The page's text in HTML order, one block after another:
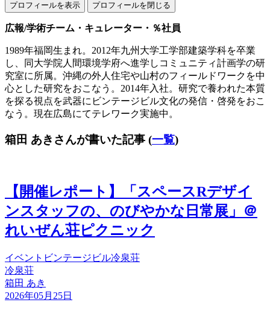
プロフィールを表示 プロフィールを閉じる
広報/学術チーム・キュレーター・％社員
1989年福岡生まれ。2012年九州大学工学部建築学科を卒業
し、同大学院人間環境学府へ進学しコミュニティ計画学の研
究室に所属。沖縄の外人住宅や山村のフィールドワークを中
心とした研究をおこなう。2014年入社。研究で養われた本質
を探る視点を武器にビンテージビル文化の発信・啓発をおこ
なう。現在広島にてテレワーク実施中。
箱田 あきさんが書いた記事 (一覧)
【開催レポート】「スペースRデザイ
ンスタッフの、のびやかな日常展」＠
れいぜん荘ピクニック
イベント ビンテージビル冷泉荘
冷泉荘
箱田 あき
2026年05月25日